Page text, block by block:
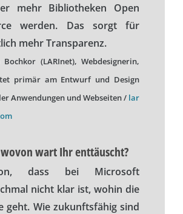
mehr Bibliotheken Open
werden. Das sorgt für
mehr Transparenz.
Bochkor (LARInet), Webdesignerin,
primär am Entwurf und Design
Anwendungen und Webseiten / lar
wart Ihr enttäuscht?
dass bei Microsoft
nicht klar ist, wohin die
geht. Wie zukunftsfähig sind